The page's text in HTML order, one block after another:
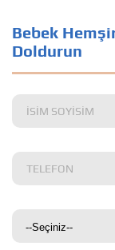
Bebek
Doldurun